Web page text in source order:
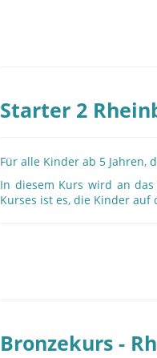
Starter 2
Für alle Kinder ab 5
In diesem Kurs wird an
Kurses ist es, die Kinder
Bronzekurs -